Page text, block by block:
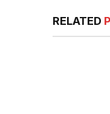
RELATED